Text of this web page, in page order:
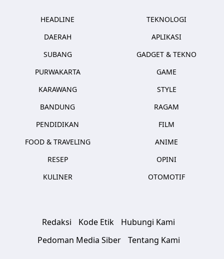
HEADLINE
DAERAH
SUBANG
PURWAKARTA
KARAWANG
BANDUNG
PENDIDIKAN
FOOD & TRAVELING
RESEP
KULINER
TEKNOLOGI
APLIKASI
GADGET & TEKNO
GAME
STYLE
RAGAM
FILM
ANIME
OPINI
OTOMOTIF
Redaksi Kode Etik
Hubungi Kami
Pedoman Media Siber
Tentang Kami